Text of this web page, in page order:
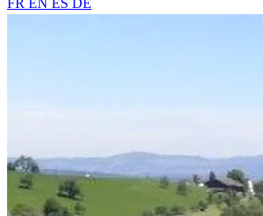
FR EN ES DE